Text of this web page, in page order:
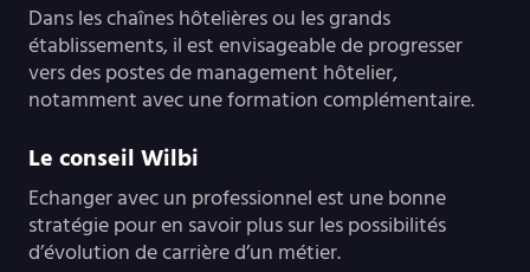
Dans les chaînes hôtelières ou les grands
établissements, il est envisageable de progresser
vers des postes de management hôtelier,
notamment avec une formation complémentaire.
Le conseil Wilbi
Echanger avec un professionnel est une bonne
stratégie pour en savoir plus sur les possibilités
d’évolution de carrière d’un métier.